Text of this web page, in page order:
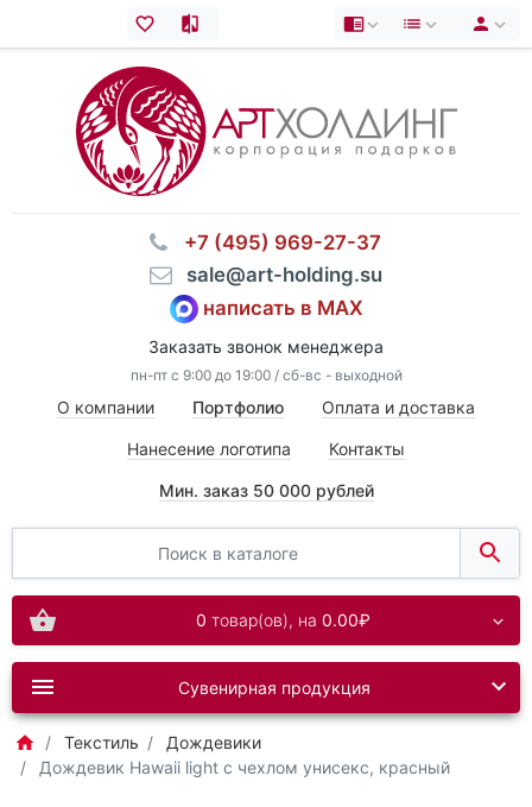
⠀+7 (495) 969-27-37
⠀sale@art-holding.su
написать в MAX
Заказать звонок менеджера
пн-пт с 9:00 до 19:00 / сб-вс - выходной
О компании Портфолио Оплата и доставка
Нанесение логотипа Контакты
Мин. заказ 50 000 рублей
0 товар(ов), на 0.00₽
Сувенирная продукция
Текстиль
Дождевики
Дождевик Hawaii light c чехлом унисекс, красный